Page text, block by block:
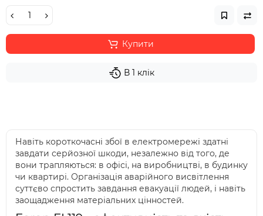
Купити
В 1 клік
Навіть короткочасні збої в електромережі здатні
завдати серйозної шкоди, незалежно від того, де
вони трапляються: в офісі, на виробництві, в будинку
чи квартирі. Організація аварійного висвітлення
суттєво спростить завдання евакуації людей, і навіть
заощадження матеріальних цінностей.